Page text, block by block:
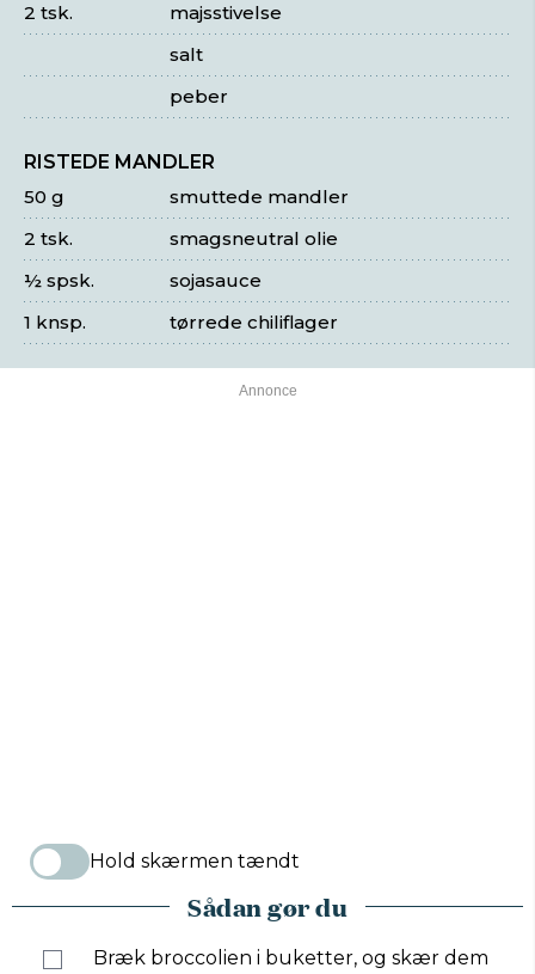
majsstivelse
2 tsk.
salt
peber
RISTEDE MANDLER
smuttede mandler
50 g
smagsneutral olie
2 tsk.
sojasauce
½ spsk.
tørrede chiliflager
1 knsp.
Hold skærmen tændt
Sådan gør du
Bræk broccolien i buketter, og skær dem